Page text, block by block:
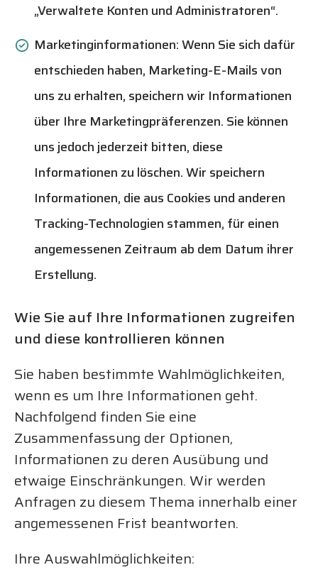
„Verwaltete Konten und Administratoren“.
Marketinginformationen:Wenn Sie sich dafür
entschieden haben, Marketing-E-Mails von
uns zu erhalten, speichern wir Informationen
über Ihre Marketingpräferenzen. Sie können
uns jedoch jederzeit bitten, diese
Informationen zu löschen. Wir speichern
Informationen, die aus Cookies und anderen
Tracking-Technologien stammen, für einen
angemessenen Zeitraum ab dem Datum ihrer
Erstellung.
Wie Sie auf Ihre Informationen zugreifen
und diese kontrollieren können
Sie haben bestimmte Wahlmöglichkeiten,
wenn es um Ihre Informationen geht.
Nachfolgend finden Sie eine
Zusammenfassung der Optionen,
Informationen zu deren Ausübung und
etwaige Einschränkungen. Wir werden
Anfragen zu diesem Thema innerhalb einer
angemessenen Frist beantworten.
Ihre Auswahlmöglichkeiten: